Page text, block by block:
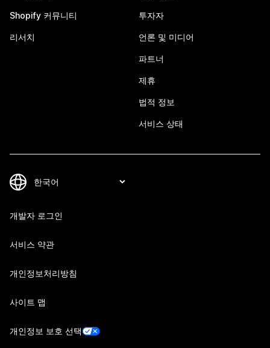
Shopify 커뮤니티
리서치
투자자
언론 및 미디어
파트너
제휴
법적 정보
서비스 상태
개발자 로그인
서비스 약관
개인정보처리방침
사이트 맵
개인정보 보호 선택